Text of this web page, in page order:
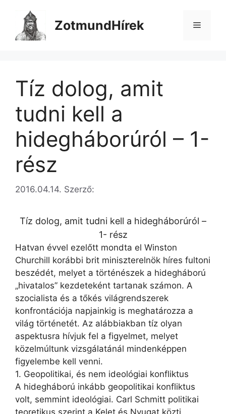
tartalomba
ZotmundHírek Menü
Tíz dolog, amit
tudni kell a
hidegháborúról – 1-
rész
2016.04.14. Szerző:
Tíz dolog, amit tudni kell a hidegháborúról –
1- rész
Hatvan évvel ezelőtt mondta el Winston
Churchill korábbi brit miniszterelnök híres fultoni
beszédét, melyet a történészek a hidegháború
„hivatalos” kezdeteként tartanak számon. A
szocialista és a tőkés világrendszerek
konfrontációja napjainkig is meghatározza a
világ történetét. Az alábbiakban tíz olyan
aspektusra hívjuk fel a figyelmet, melyet
közelmúltunk vizsgálatánál mindenképpen
figyelembe kell venni.
1. Geopolitikai, és nem ideológiai konfliktus
A hidegháború inkább geopolitikai konfliktus
volt, semmint ideológiai. Carl Schmitt politikai
teoretikus szerint a Kelet és Nyugat közti